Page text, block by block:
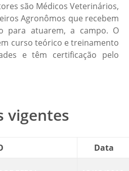
são Médicos Veterinários,
Agronômos que recebem
para atuarem, a campo. O
curso teórico e treinamento
e têm certificação pelo
vigentes
Data